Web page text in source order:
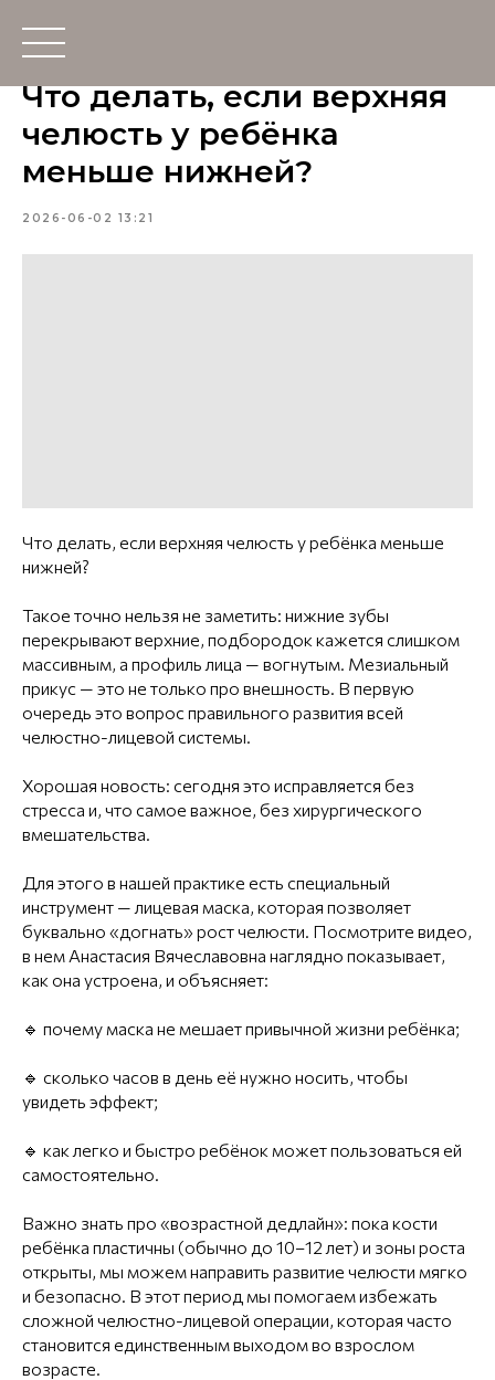
Что делать, если верхняя
челюсть у ребёнка
меньше нижней?
2026-06-02 13:21
Что делать, если верхняя челюсть у ребёнка меньше
нижней?
Такое точно нельзя не заметить: нижние зубы
перекрывают верхние, подбородок кажется слишком
массивным, а профиль лица — вогнутым. Мезиальный
прикус — это не только про внешность. В первую
очередь это вопрос правильного развития всей
челюстно-лицевой системы.
Хорошая новость: сегодня это исправляется без
стресса и, что самое важное, без хирургического
вмешательства.
Для этого в нашей практике есть специальный
инструмент — лицевая маска, которая позволяет
буквально «догнать» рост челюсти. Посмотрите видео,
в нем Анастасия Вячеславовна наглядно показывает,
как она устроена, и объясняет:
🔹 почему маска не мешает привычной жизни ребёнка;
🔹 сколько часов в день её нужно носить, чтобы
увидеть эффект;
🔹 как легко и быстро ребёнок может пользоваться ей
самостоятельно.
Важно знать про «возрастной дедлайн»: пока кости
ребёнка пластичны (обычно до 10–12 лет) и зоны роста
открыты, мы можем направить развитие челюсти мягко
и безопасно. В этот период мы помогаем избежать
сложной челюстно-лицевой операции, которая часто
становится единственным выходом во взрослом
возрасте.